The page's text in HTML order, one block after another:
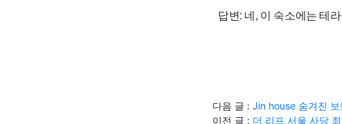
답변: 네, 이 숙소에는 테
다음 글 : Jin house 숨겨진
이전 글 : 더 리프 서울 사당